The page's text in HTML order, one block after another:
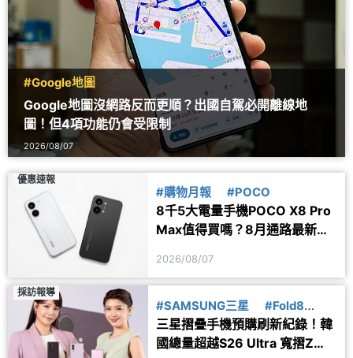
#Google地圖
Google地圖沒網路反而更順？出國自駕必開離線地
圖！但4項功能仍會受限制
2026/08/07
優惠速報
#購物月報 #POCO
8千5大電量手機POCO X8 Pro
Max值得買嗎？8月通路最新價
2026/08/07
採訪報導
#SAMSUNG三星
#Fold8
#Flip8
三星摺疊手機預購刷新紀錄！韓
國總量超越S26 Ultra 寬摺Z